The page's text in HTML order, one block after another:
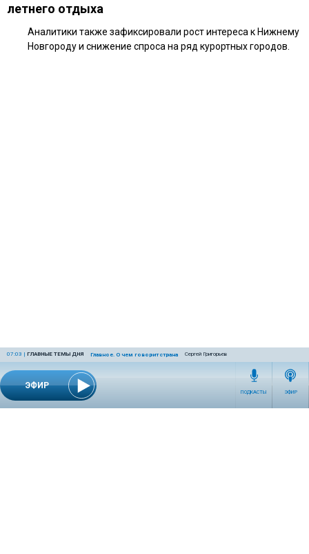
ЭФИР
07:03 | ГЛАВНЫЕ ТЕМЫ ДНЯ Главное. О чем говорит страна Сергей Григорьев
ПОДКАСТЫ ЭФИР
летнего отдыха
Аналитики также зафиксировали рост интереса к Нижнему
Новгороду и снижение спроса на ряд курортных городов.